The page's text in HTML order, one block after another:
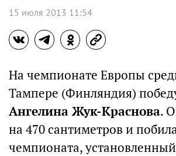
15 июля 2013 11:54
На чемпионате Европы
Тампере (Финляндия)
Ангелина Жук-Краснова.
на 470 сантиметров и
чемпионата,